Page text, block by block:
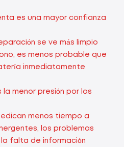
es una mayor confianza
se ve más limpio
es menos probable que
inmediatamente
menor presión por las
menos tiempo a
los problemas
falta de información